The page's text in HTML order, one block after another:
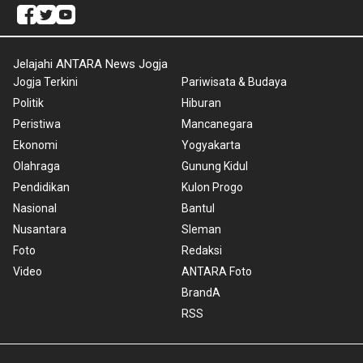
Jelajahi ANTARA News Jogja
Jogja Terkini
Politik
Peristiwa
Ekonomi
Olahraga
Pendidikan
Nasional
Nusantara
Foto
Video
Pariwisata & Budaya
Hiburan
Mancanegara
Yogyakarta
Gunung Kidul
Kulon Progo
Bantul
Sleman
Redaksi
ANTARA Foto
BrandA
RSS